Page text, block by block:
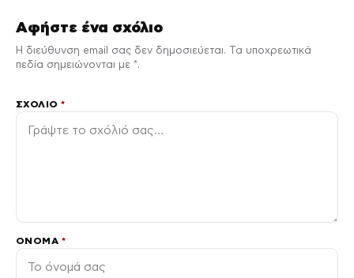
Αφήστε ένα σχόλιο
Η διεύθυνση email σας δεν δημοσιεύεται. Τα υποχρεωτικά
πεδία σημειώνονται με *.
ΣΧΌΛΙΟ*
ΌΝΟΜΑ *